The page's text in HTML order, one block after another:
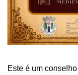
Este é um